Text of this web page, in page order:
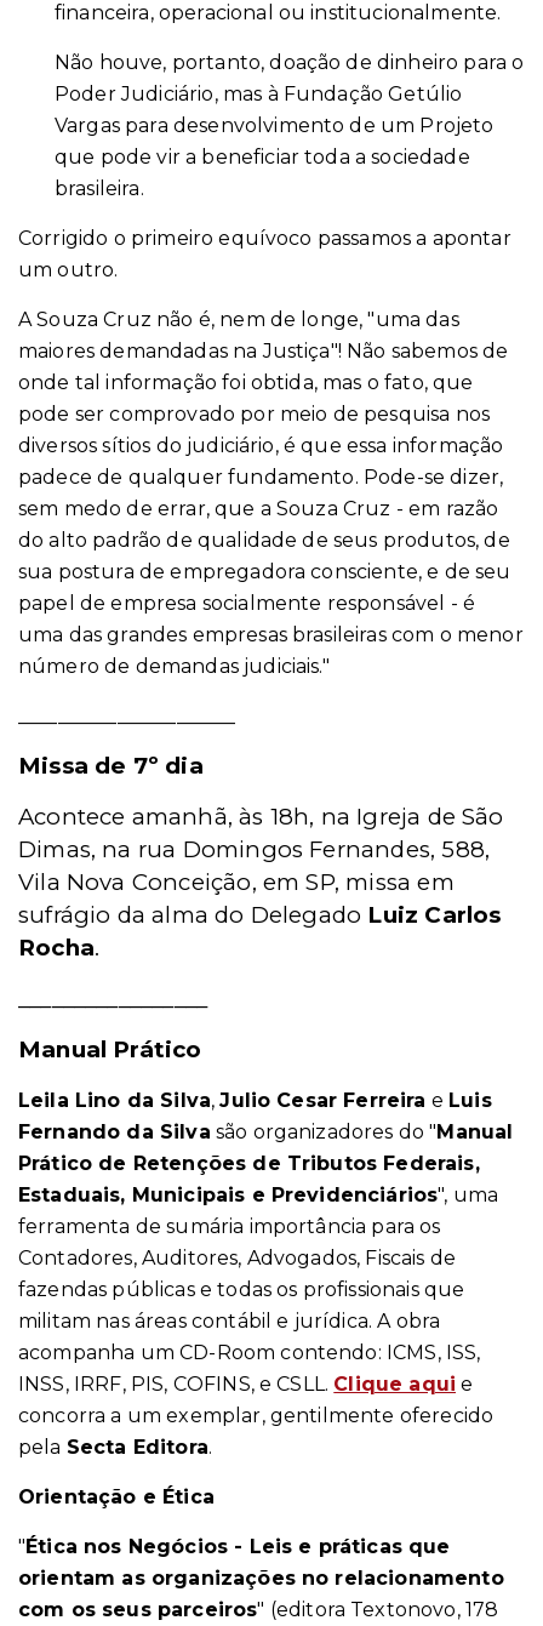
financeira, operacional ou institucionalmente.
Não houve, portanto, doação de dinheiro para o
Poder Judiciário, mas à Fundação Getúlio
Vargas para desenvolvimento de um Projeto
que pode vir a beneficiar toda a sociedade
brasileira.
Corrigido o primeiro equívoco passamos a apontar
um outro.
A Souza Cruz não é, nem de longe, "uma das
maiores demandadas na Justiça"! Não sabemos de
onde tal informação foi obtida, mas o fato, que
pode ser comprovado por meio de pesquisa nos
diversos sítios do judiciário, é que essa informação
padece de qualquer fundamento. Pode-se dizer,
sem medo de errar, que a Souza Cruz - em razão
do alto padrão de qualidade de seus produtos, de
sua postura de empregadora consciente, e de seu
papel de empresa socialmente responsável - é
uma das grandes empresas brasileiras com o menor
número de demandas judiciais."
Missa de 7º dia
Acontece amanhã, às 18h, na Igreja de São
Dimas, na rua Domingos Fernandes, 588,
Vila Nova Conceição, em SP, missa em
sufrágio da alma do Delegado Luiz Carlos
Rocha.
Manual Prático
Leila Lino da Silva,Julio Cesar Ferreira e Luis
Fernando da Silva são organizadores do "Manual
Prático de Retenções de Tributos Federais,
Estaduais, Municipais e Previdenciários", uma
ferramenta de sumária importância para os
Contadores, Auditores, Advogados, Fiscais de
fazendas públicas e todas os profissionais que
militam nas áreas contábil e jurídica. A obra
acompanha um CD-Room contendo: ICMS, ISS,
INSS, IRRF, PIS, COFINS, e CSLL. Clique aqui e
concorra a um exemplar, gentilmente oferecido
pela Secta Editora.
Orientação e Ética
"Ética nos Negócios - Leis e práticas que
orientam as organizações no relacionamento
com os seus parceiros" (editora Textonovo, 178